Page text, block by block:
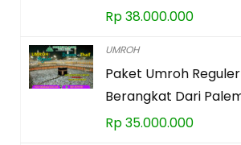
Rp38.000.000
UMROH
Paket Umroh
Berangkat Dari
Rp35.000.000